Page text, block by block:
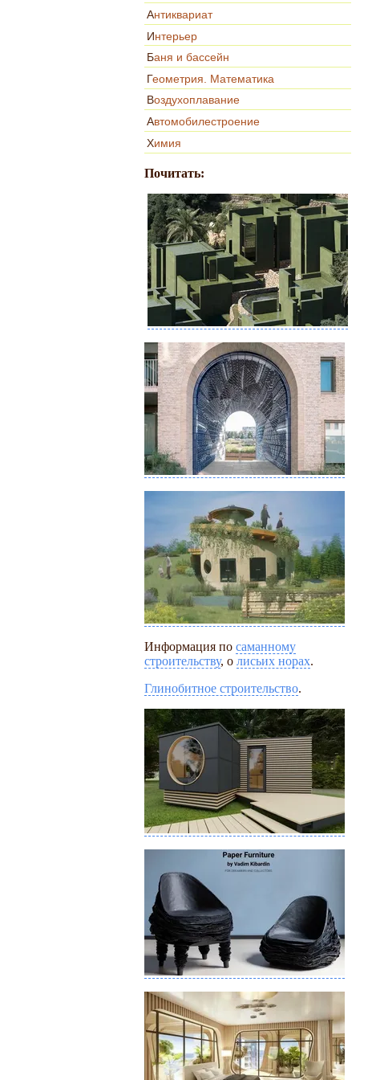
Антиквариат
Интерьер
Баня и бассейн
Геометрия. Математика
Воздухоплавание
Автомобилестроение
Химия
Почитать:
Информация по саманному
строительству, о лисьих норах.
Глинобитное строительство.